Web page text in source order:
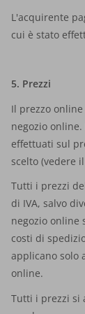
L'acquirente
cui è stato
5. Prezzi
Il prezzo
negozio
effettuati sul
scelto (vedere
Tutti i prezzi
di IVA, salvo
negozio online
costi di
applicano solo
online.
Tutti i prezzi si